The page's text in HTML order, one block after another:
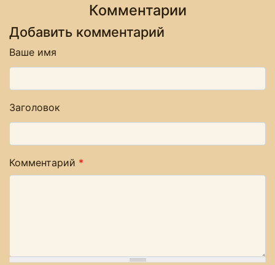
Комментарии
Добавить комментарий
Ваше имя
Заголовок
Комментарий *